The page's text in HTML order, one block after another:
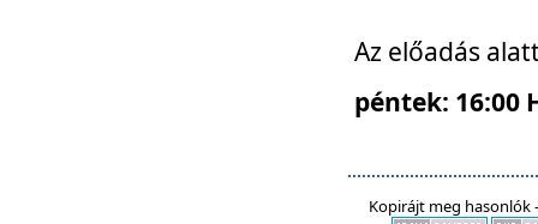
Az előadás
péntek: 16:00
Kopirájt meg hasonlók